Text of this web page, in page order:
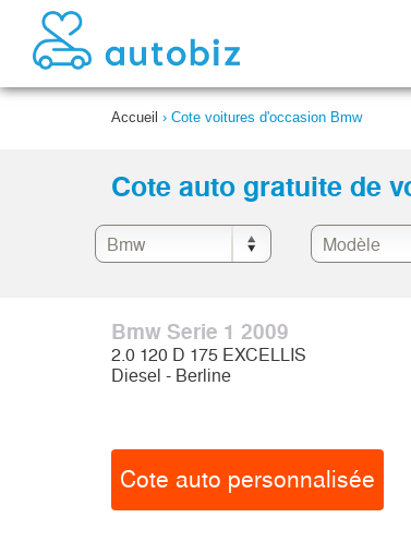
Accueil › Cote voitures d'occasion Bmw
Cote auto gratuite de
Bmw Serie 1 2009
2.0 120 D 175 EXCELLIS
Diesel - Berline
Cote auto personnalisée